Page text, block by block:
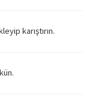
karıştırın.